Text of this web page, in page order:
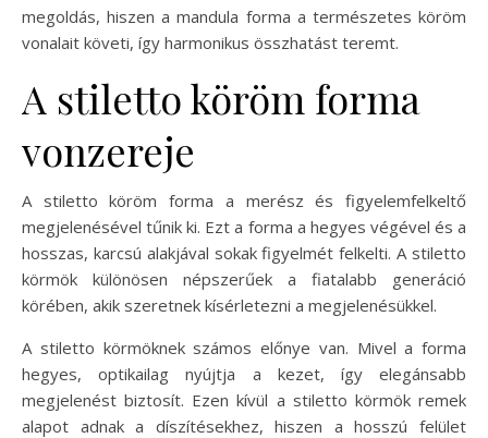
megoldás, hiszen a mandula forma a természetes köröm
vonalait követi, így harmonikus összhatást teremt.
A stiletto köröm forma
vonzereje
A stiletto köröm forma a merész és figyelemfelkeltő
megjelenésével tűnik ki. Ezt a forma a hegyes végével és a
hosszas, karcsú alakjával sokak figyelmét felkelti. A stiletto
körmök különösen népszerűek a fiatalabb generáció
körében, akik szeretnek kísérletezni a megjelenésükkel.
A stiletto körmöknek számos előnye van. Mivel a forma
hegyes, optikailag nyújtja a kezet, így elegánsabb
megjelenést biztosít. Ezen kívül a stiletto körmök remek
alapot adnak a díszítésekhez, hiszen a hosszú felület